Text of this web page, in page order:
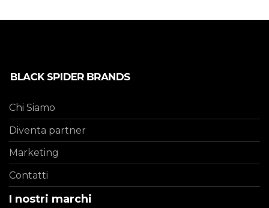
Chi Siamo
Diventa partner
Marketing
Contatti
I nostri marchi